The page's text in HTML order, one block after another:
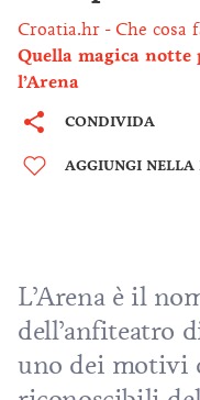
Croatia.hr Che cosa
Quella magica notte
l’Arena
CONDIVIDA
AGGIUNGI
L’Arena è il
dell’anfiteatro
uno dei motivi